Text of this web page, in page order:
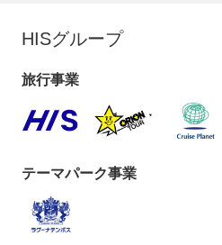
HISグループ
旅行事業
テーマパーク事業